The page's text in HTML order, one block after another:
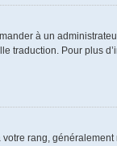
à un
traduction. Pour plus
rang,